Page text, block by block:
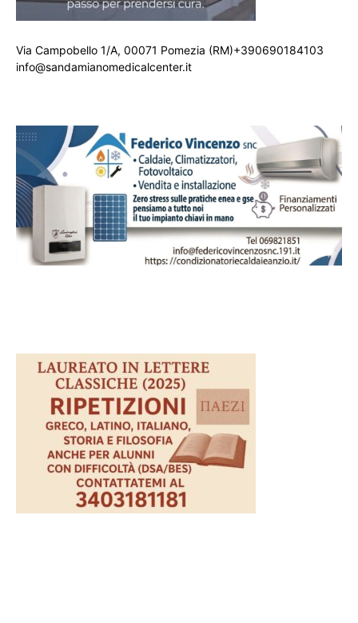
Via Campobello 1/A, 00071 Pomezia (RM)+390690184103
info@sandamianomedicalcenter.it